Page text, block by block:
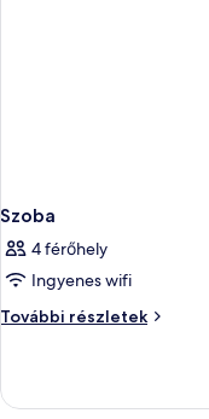
Szoba
4 férőhely
Ingyenes wifi
További részletek
Szoba